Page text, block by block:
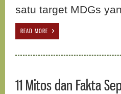
satu target MDGs
READ MORE
11 Mitos dan Fakta